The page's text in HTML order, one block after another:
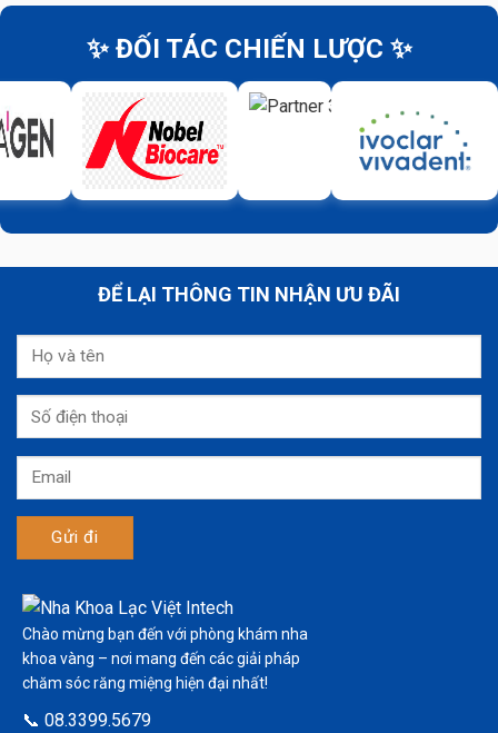
✨ ĐỐI TÁC CHIẾN LƯỢC ✨
ĐỂ LẠI THÔNG TIN NHẬN ƯU ĐÃI
Chào mừng bạn đến với phòng khám nha
khoa vàng – nơi mang đến các giải pháp
chăm sóc răng miệng hiện đại nhất!
📞 08.3399.5679